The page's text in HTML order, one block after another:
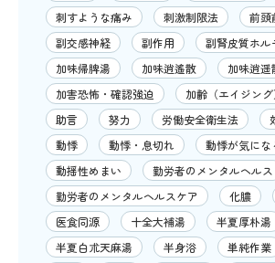
刺すような痛み
刺激制限法
前頭
副交感神経
副作用
副腎皮質ホル
加味帰脾湯
加味逍遙散
加味逍遥
加害恐怖・確認強迫
加齢（エイジング
助言
努力 労働安全衛生法
動悸
動悸・息切れ
動悸が気にな
動揺性めまい
勤労者のメンタルヘルス
勤労者のメンタルヘルスケア
化膿
医食同源
十全大補湯
半夏厚朴湯
半夏白朮天麻湯
半身浴 単純作業